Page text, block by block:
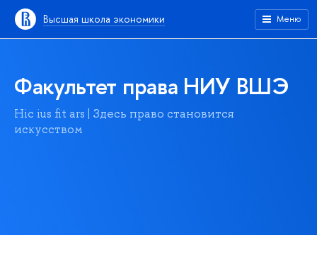
Высшая школа экономики Меню
Факультет права НИУ ВШЭ
Hic ius fit ars | Здесь право становится
искусством